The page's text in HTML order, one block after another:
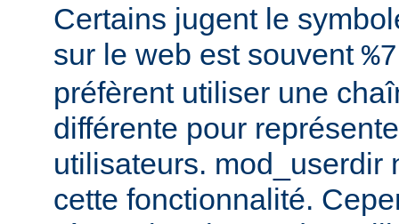
Certains jugent le
sur le web est souvent
préfèrent utiliser une
différente pour
utilisateurs. mod_userdir
cette fonctionnalité.